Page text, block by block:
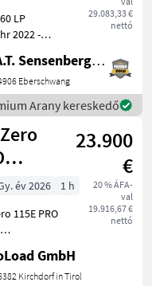
29.083,33 €
nettó
LP
2022 -
mit
-3.
S.A.T. Sensenberger Agrar-Technik
Eberschwang
Arany kereskedő
Elektro
23.900
€
20 % ÁFA-
val
19.916,67 €
nettó
év 2026
1 h
115E PRO
das alles
GmbH
Kirchdorf in Tirol